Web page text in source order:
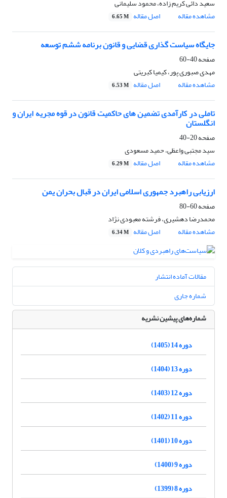
سعید دائی کریم زاده، محمود سلیمانی
مشاهده مقاله
اصل مقاله 6.65 M
جایگاه سیاست گذاری قضایی و قانون برنامه ششم توسعه
صفحه40-60
مهدی صبوری پور، کیمیا کبریتی
مشاهده مقاله
اصل مقاله 6.53 M
تاملی در کارآمدی تضمین های حاکمیت قانون در قوه مجریه ایران و
انگلستان
صفحه20-40
سید مجتبی واعظی، حمید مسعودی
مشاهده مقاله
اصل مقاله 6.29 M
ارزیابی راهبرد جمهوری اسلامی ایران در قبال بحران یمن
صفحه60-80
محمدرضا دهشیری، فرشته معبودی نژاد
مشاهده مقاله
اصل مقاله 6.34 M
مقالات آماده انتشار
شماره جاری
شماره‌های پیشین نشریه
دوره 14 (1405)
دوره 13 (1404)
دوره 12 (1403)
دوره 11 (1402)
دوره 10 (1401)
دوره 9 (1400)
دوره 8 (1399)